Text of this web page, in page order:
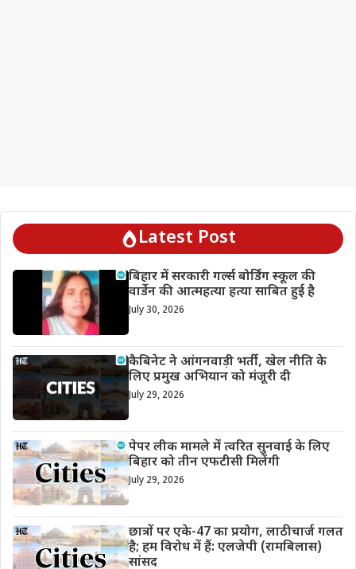
Latest Post
बिहार में सरकारी गर्ल्स बोर्डिंग स्कूल की
वार्डेन की आत्महत्या हत्या साबित हुई है
July 30, 2026
कैबिनेट ने आंगनवाड़ी भर्ती, खेल नीति के
लिए प्रमुख अभियान को मंजूरी दी
July 29, 2026
पेपर लीक मामले में त्वरित सुनवाई के लिए
बिहार को तीन एफटीसी मिलेंगी
July 29, 2026
छात्रों पर एके-47 का प्रयोग, लाठीचार्ज गलत
है; हम विरोध में हैं: एलजेपी (रामबिलास)
सांसद